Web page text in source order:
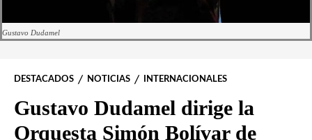
Gustavo Dudamel
DESTACADOS NOTICIAS INTERNACIONALES
Gustavo Dudamel dirige la
Orquesta Simón Bolívar de